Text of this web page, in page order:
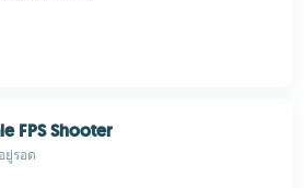
FPS Shooter
ยู่รอด